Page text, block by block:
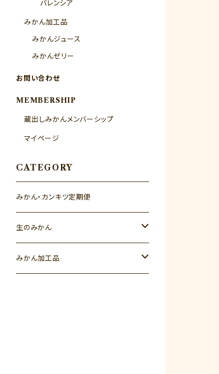
バレンシア
みかん加工品
みかんジュース
みかんゼリー
お問い合わせ
MEMBERSHIP
蔵出しみかんメンバーシップ
マイページ
CATEGORY
みかん・カンキツ定期便
生のみかん
秋のみかん（9月～10月）
みかん加工品